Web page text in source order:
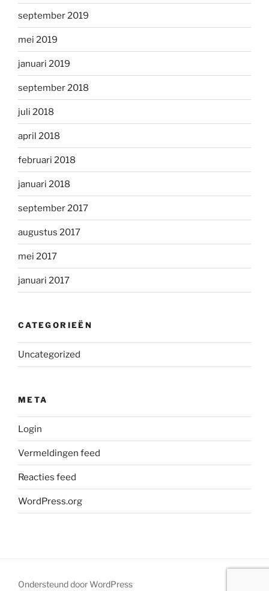
september 2019
mei 2019
januari 2019
september 2018
juli 2018
april 2018
februari 2018
januari 2018
september 2017
augustus 2017
mei 2017
januari 2017
CATEGORIEËN
Uncategorized
META
Login
Vermeldingen feed
Reacties feed
WordPress.org
Ondersteund door WordPress